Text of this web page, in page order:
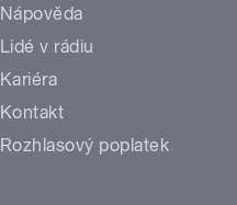
Nápověda
Lidé v rádiu
Kariéra
Kontakt
Rozhlasový poplatek